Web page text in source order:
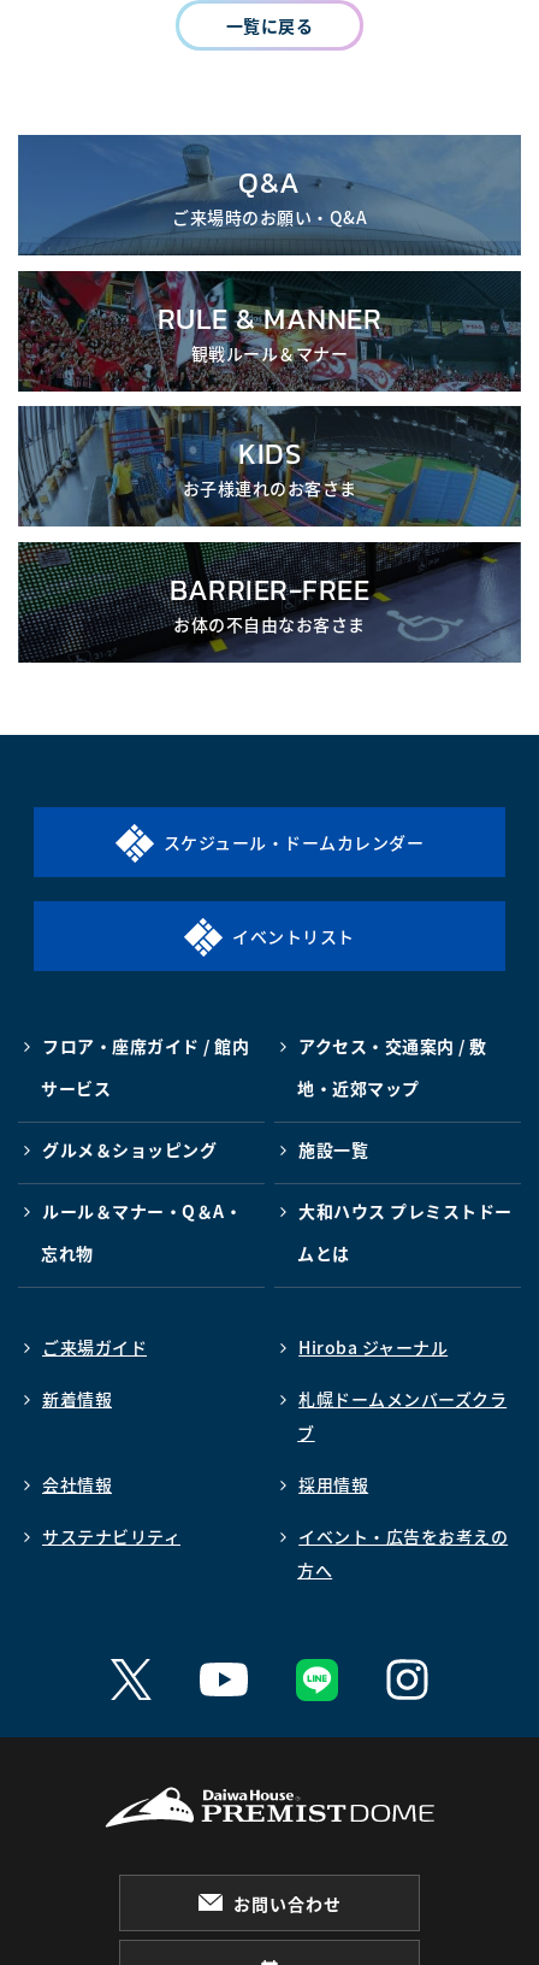
一覧に戻る
Q&A
ご来場時のお願い・Q&A
RULE & MANNER
観戦ルール＆マナー
KIDS
お子様連れのお客さま
BARRIER-FREE
お体の不自由なお客さま
スケジュール・ドームカレンダー
イベントリスト
フロア・座席ガイド / 館内
サービス
アクセス・交通案内 / 敷
地・近郊マップ
グルメ＆ショッピング 施設一覧
ルール＆マナー・Q＆A・
忘れ物
大和ハウス プレミストドー
ムとは
ご来場ガイド Hiroba ジャーナル
新着情報
札幌ドームメンバーズクラ
ブ
会社情報 採用情報
サステナビリティ
イベント・広告をお考えの
方へ
お問い合わせ